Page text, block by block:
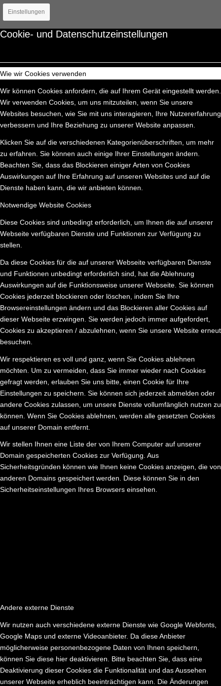
Einstellungen
Cookie- und Datenschutzeinstellungen
Wie wir Cookies verwenden
Wir können Cookies anfordern, die auf Ihrem Gerät eingestellt werden.
Wir verwenden Cookies, um uns mitzuteilen, wenn Sie unsere
Websites besuchen, wie Sie mit uns interagieren, Ihre Nutzererfahrung
verbessern und Ihre Beziehung zu unserer Website anpassen.
Klicken Sie auf die verschiedenen Kategorienüberschriften, um mehr
zu erfahren. Sie können auch einige Ihrer Einstellungen ändern.
Beachten Sie, dass das Blockieren einiger Arten von Cookies
Auswirkungen auf Ihre Erfahrung auf unseren Websites und auf die
Dienste haben kann, die wir anbieten können.
Notwendige Website Cookies
Diese Cookies sind unbedingt erforderlich, um Ihnen die auf unserer
Webseite verfügbaren Dienste und Funktionen zur Verfügung zu
stellen.
Da diese Cookies für die auf unserer Webseite verfügbaren Dienste
und Funktionen unbedingt erforderlich sind, hat die Ablehnung
Auswirkungen auf die Funktionsweise unserer Webseite. Sie können
Cookies jederzeit blockieren oder löschen, indem Sie Ihre
Browsereinstellungen ändern und das Blockieren aller Cookies auf
dieser Webseite erzwingen. Sie werden jedoch immer aufgefordert,
Cookies zu akzeptieren / abzulehnen, wenn Sie unsere Website erneut
besuchen.
Wir respektieren es voll und ganz, wenn Sie Cookies ablehnen
möchten. Um zu vermeiden, dass Sie immer wieder nach Cookies
gefragt werden, erlauben Sie uns bitte, einen Cookie für Ihre
Einstellungen zu speichern. Sie können sich jederzeit abmelden oder
andere Cookies zulassen, um unsere Dienste vollumfänglich nutzen zu
können. Wenn Sie Cookies ablehnen, werden alle gesetzten Cookies
auf unserer Domain entfernt.
Wir stellen Ihnen eine Liste der von Ihrem Computer auf unserer
Domain gespeicherten Cookies zur Verfügung. Aus
Sicherheitsgründen können wie Ihnen keine Cookies anzeigen, die von
anderen Domains gespeichert werden. Diese können Sie in den
Sicherheitseinstellungen Ihres Browsers einsehen.
Andere externe Dienste
Wir nutzen auch verschiedene externe Dienste wie Google Webfonts,
Google Maps und externe Videoanbieter. Da diese Anbieter
möglicherweise personenbezogene Daten von Ihnen speichern,
können Sie diese hier deaktivieren. Bitte beachten Sie, dass eine
Deaktivierung dieser Cookies die Funktionalität und das Aussehen
unserer Webseite erheblich beeinträchtigen kann. Die Änderungen